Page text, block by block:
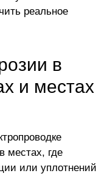
реальное
в
и местах
местах, где
или уплотнений